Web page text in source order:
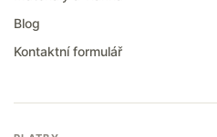
Blog
Kontaktní formulář